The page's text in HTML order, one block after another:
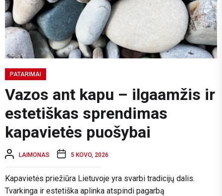
PATARIMAI
Vazos ant kapu – ilgaamžis ir
estetiškas sprendimas
kapavietės puošybai
LAIMONAS 5 KOVO, 2026
Kapavietės priežiūra Lietuvoje yra svarbi tradicijų dalis.
Tvarkinga ir estetiška aplinka atspindi pagarbą